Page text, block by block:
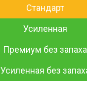
Стандарт
Усиленная
Премиум без запаха
Усиленная без